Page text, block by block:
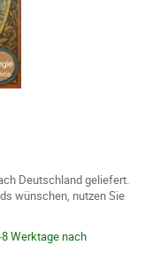
Deutschland geliefert.
wünschen, nutzen Sie
Werktage nach